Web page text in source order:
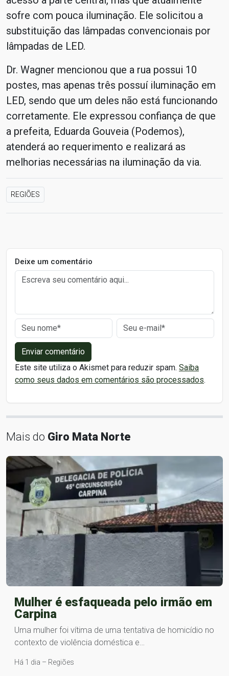
sofre com pouca iluminação. Ele solicitou a
substituição das lâmpadas convencionais por
lâmpadas de LED.
Dr. Wagner mencionou que a rua possui 10
postes, mas apenas três possuí iluminação em
LED, sendo que um deles não está funcionando
corretamente. Ele expressou confiança de que
a prefeita, Eduarda Gouveia (Podemos),
atenderá ao requerimento e realizará as
melhorias necessárias na iluminação da via.
REGIÕES
Deixe um comentário
Enviar comentário
Este site utiliza o Akismet para reduzir spam. Saiba
como seus dados em comentários são processados.
Mais do Giro Mata Norte
Mulher é esfaqueada pelo irmão em
Carpina
Uma mulher foi vítima de uma tentativa de homicídio no
contexto de violência doméstica e…
Há 1 dia – Regiões